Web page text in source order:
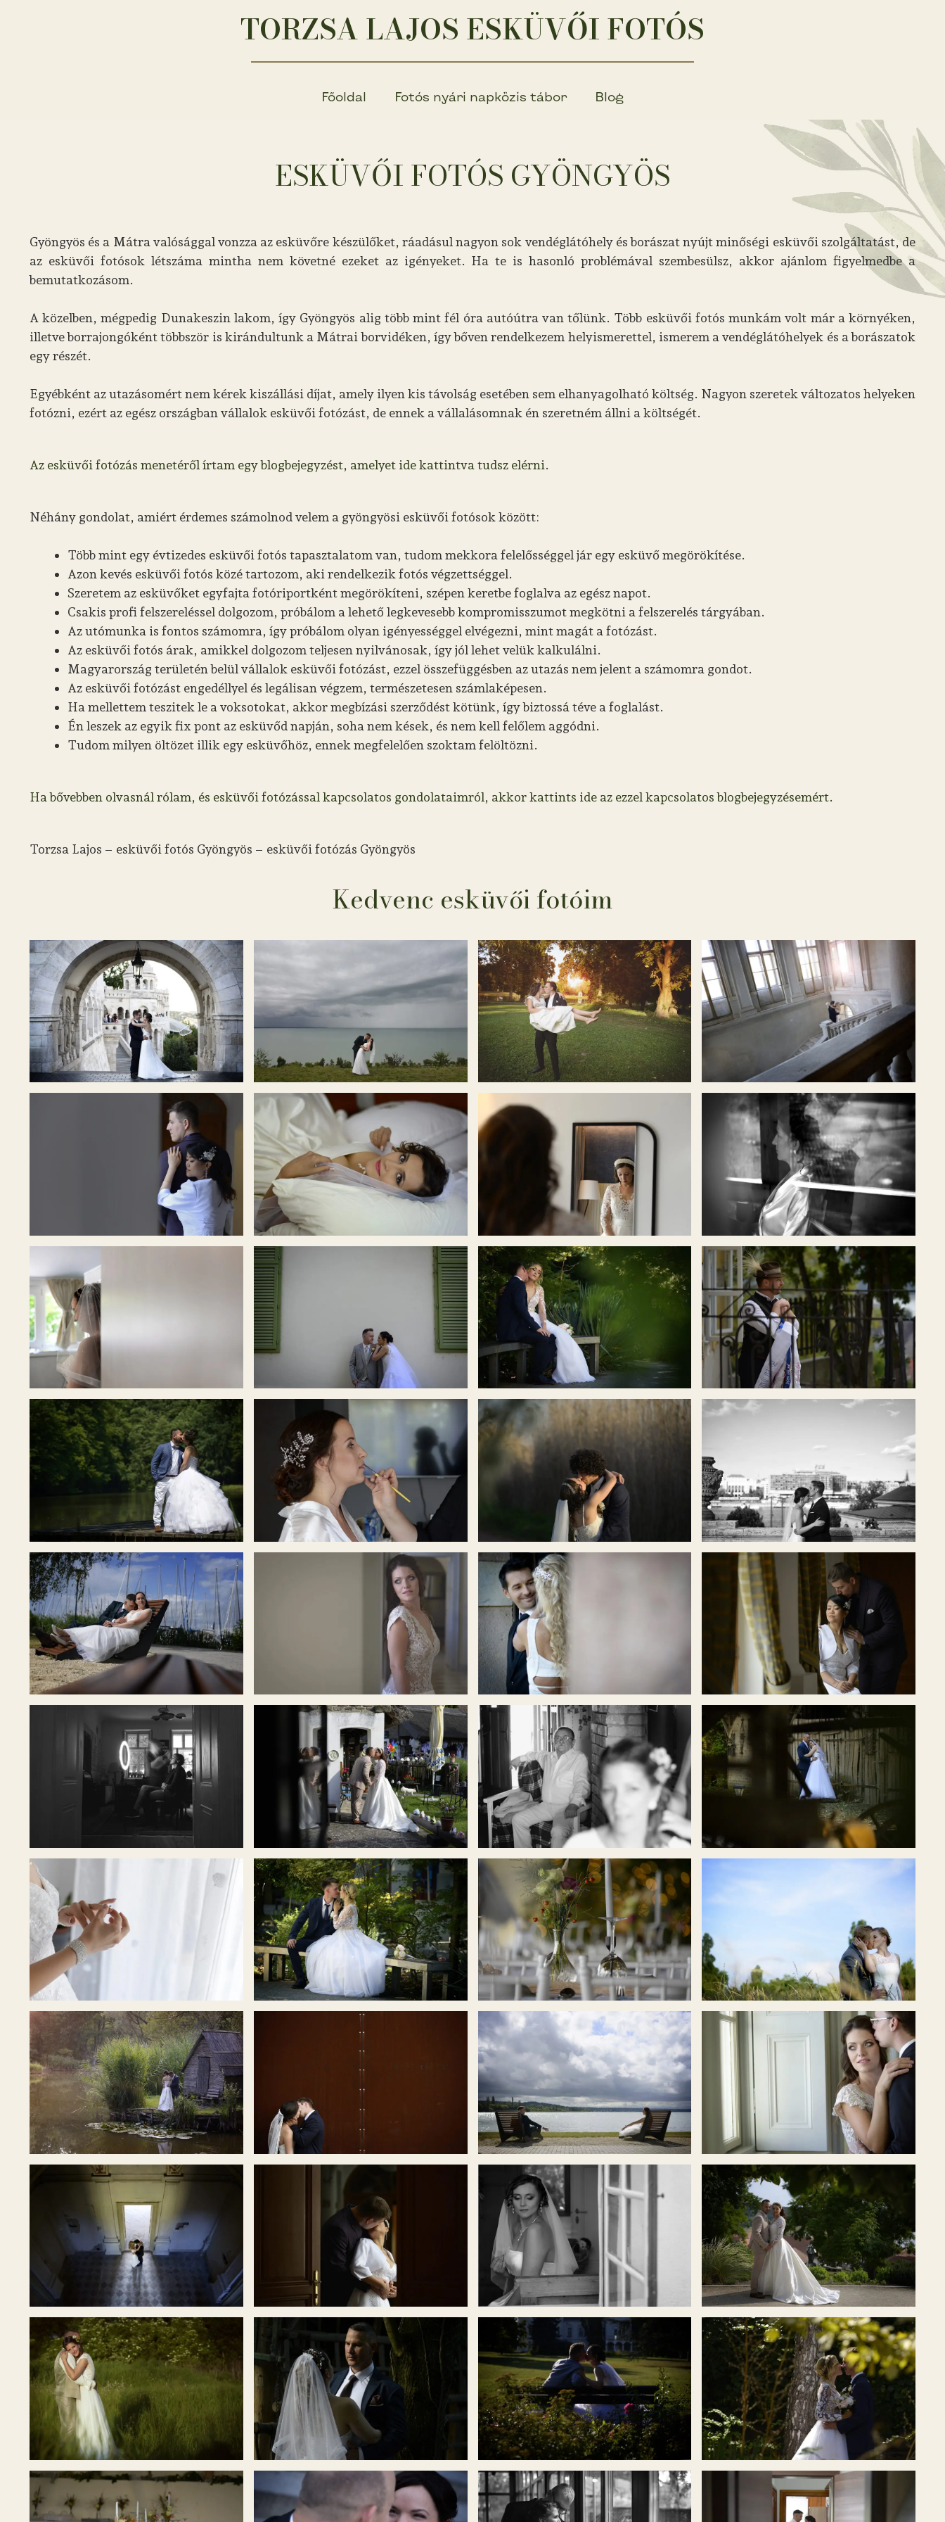
TORZSA LAJOS ESKÜVŐI FOTÓS
Főoldal Fotós nyári napközis tábor Blog
ESKÜVŐI FOTÓS GYÖNGYÖS
Gyöngyös és a Mátra valósággal vonzza az esküvőre készülőket, ráadásul nagyon sok vendéglátóhely és borászat nyújt minőségi esküvői szolgáltatást, de
az esküvői fotósok létszáma mintha nem követné ezeket az igényeket. Ha te is hasonló problémával szembesülsz, akkor ajánlom figyelmedbe a
bemutatkozásom.
A közelben, mégpedig Dunakeszin lakom, így Gyöngyös alig több mint fél óra autóútra van tőlünk. Több esküvői fotós munkám volt már a környéken,
illetve borrajongóként többször is kirándultunk a Mátrai borvidéken, így bőven rendelkezem helyismerettel, ismerem a vendéglátóhelyek és a borászatok
egy részét.
Egyébként az utazásomért nem kérek kiszállási díjat, amely ilyen kis távolság esetében sem elhanyagolható költség. Nagyon szeretek változatos helyeken
fotózni, ezért az egész országban vállalok esküvői fotózást, de ennek a vállalásomnak én szeretném állni a költségét.
Az esküvői fotózás menetéről írtam egy blogbejegyzést, amelyet ide kattintva tudsz elérni.
Néhány gondolat, amiért érdemes számolnod velem a gyöngyösi esküvői fotósok között:
Több mint egy évtizedes esküvői fotós tapasztalatom van, tudom mekkora felelősséggel jár egy esküvő megörökítése.
Azon kevés esküvői fotós közé tartozom, aki rendelkezik fotós végzettséggel.
Szeretem az esküvőket egyfajta fotóriportként megörökíteni, szépen keretbe foglalva az egész napot.
Csakis profi felszereléssel dolgozom, próbálom a lehető legkevesebb kompromisszumot megkötni a felszerelés tárgyában.
Az utómunka is fontos számomra, így próbálom olyan igényességgel elvégezni, mint magát a fotózást.
Az esküvői fotós árak, amikkel dolgozom teljesen nyilvánosak, így jól lehet velük kalkulálni.
Magyarország területén belül vállalok esküvői fotózást, ezzel összefüggésben az utazás nem jelent a számomra gondot.
Az esküvői fotózást engedéllyel és legálisan végzem, természetesen számlaképesen.
Ha mellettem teszitek le a voksotokat, akkor megbízási szerződést kötünk, így biztossá téve a foglalást.
Én leszek az egyik fix pont az esküvőd napján, soha nem kések, és nem kell felőlem aggódni.
Tudom milyen öltözet illik egy esküvőhöz, ennek megfelelően szoktam felöltözni.
Ha bővebben olvasnál rólam, és esküvői fotózással kapcsolatos gondolataimról, akkor kattints ide az ezzel kapcsolatos blogbejegyzésemért.
Torzsa Lajos – esküvői fotós Gyöngyös – esküvői fotózás Gyöngyös
Kedvenc esküvői fotóim